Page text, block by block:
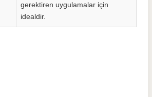
gerektiren uygulamalar için
idealdir.